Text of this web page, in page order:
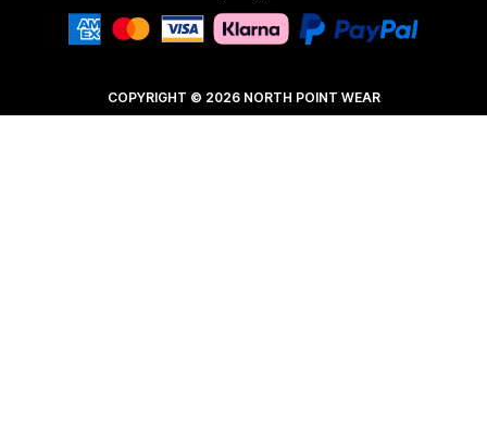
COPYRIGHT © 2026 NORTH POINT WEAR